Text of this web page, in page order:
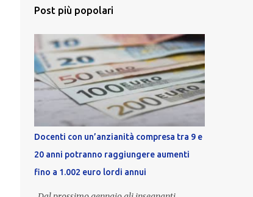
Post più popolari
Docenti con un’anzianità compresa tra 9 e
20 anni potranno raggiungere aumenti
fino a 1.002 euro lordi annui